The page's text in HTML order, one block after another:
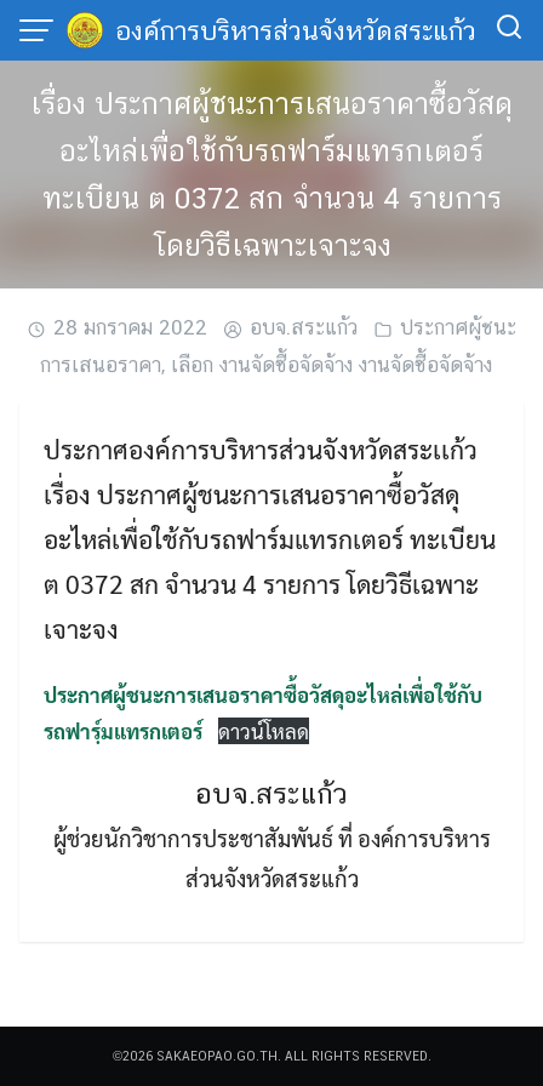
Skip
content
องค์การบริหารส่วนจังหวัดสระแก้ว
Search
Search
เรื่อง ประกาศผู้ชนะการเสนอราคาซื้อวัสดุ
อะไหล่เพื่อใช้กับรถฟาร์มแทรกเตอร์
ทะเบียน ต 0372 สก จำนวน 4 รายการ
โดยวิธีเฉพาะเจาะจง
28 มกราคม 2022 อบจ.สระแก้ว
ประกาศผู้ชนะ
การเสนอราคา, เลือก งานจัดซื้อจัดจ้าง งานจัดซื้อจัดจ้าง
ประกาศองค์การบริหารส่วนจังหวัดสระเเก้ว
เรื่อง ประกาศผู้ชนะการเสนอราคาซื้อวัสดุ
อะไหล่เพื่อใช้กับรถฟาร์มแทรกเตอร์ ทะเบียน
ต 0372 สก จำนวน 4 รายการ โดยวิธีเฉพาะ
เจาะจง
ประกาศผู้ชนะการเสนอราคาซื้อวัสดุอะไหล่เพื่อใช้กับ
รถฟารฺ์มแทรกเตอร์ ดาวน์โหลด
อบจ.สระแก้ว
ผู้ช่วยนักวิชาการประชาสัมพันธ์ ที่ องค์การบริหาร
ส่วนจังหวัดสระแก้ว
©2026 SAKAEOPAO.GO.TH. ALL RIGHTS RESERVED.